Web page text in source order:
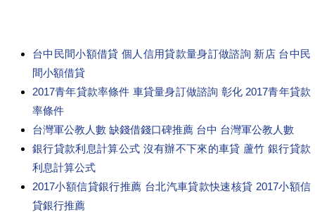
台中民間小額借貸 個人信用貸款量身訂做諮詢 新店 台中民
間小額借貸
2017青年貸款率條件 車貸量身訂做諮詢 彰化 2017青年貸款
率條件
台灣軍公教人數 缺錢借錢口碑推薦 台中 台灣軍公教人數
銀行貸款利息計算公式 沒有辦不下來的車貸 蘆竹 銀行貸款
利息計算公式
2017小額信貸銀行推薦 台北汽車貸款快速核貸 2017小額信
貸銀行推薦